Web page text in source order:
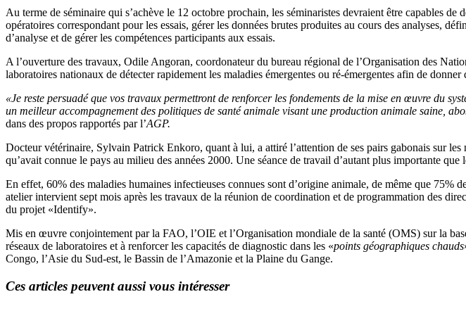
Au terme de séminaire qui s’achève le 12 octobre prochain, les séminaristes devraient être capables
opératoires correspondant pour les essais, gérer les données brutes produites au cours des analyses,
d’analyse et de gérer les compétences participants aux essais.
A l’ouverture des travaux, Odile Angoran, coordonateur du bureau régional de l’Organisation des
laboratoires nationaux de détecter rapidement les maladies émergentes ou ré-émergentes afin de
«Je reste persuadé que vos travaux permettront de renforcer les fondements de la mise en œuvre du
un meilleur accompagnement des politiques de santé animale visant une production animale saine,
dans des propos rapportés par l’AGP.
Docteur vétérinaire, Sylvain Patrick Enkoro, quant à lui, a attiré l’attention de ses pairs gabonais sur
qu’avait connue le pays au milieu des années 2000. Une séance de travail d’autant plus importante
En effet, 60% des maladies humaines infectieuses connues sont d’origine animale, de même que
atelier intervient sept mois après les travaux de la réunion de coordination et de programmation des
du projet «Identify».
Mis en œuvre conjointement par la FAO, l’OIE et l’Organisation mondiale de la santé (OMS) sur la
réseaux de laboratoires et à renforcer les capacités de diagnostic dans les «points géographiques chauds
Congo, l’Asie du Sud-est, le Bassin de l’Amazonie et la Plaine du Gange.
Ces articles peuvent aussi vous intéresser